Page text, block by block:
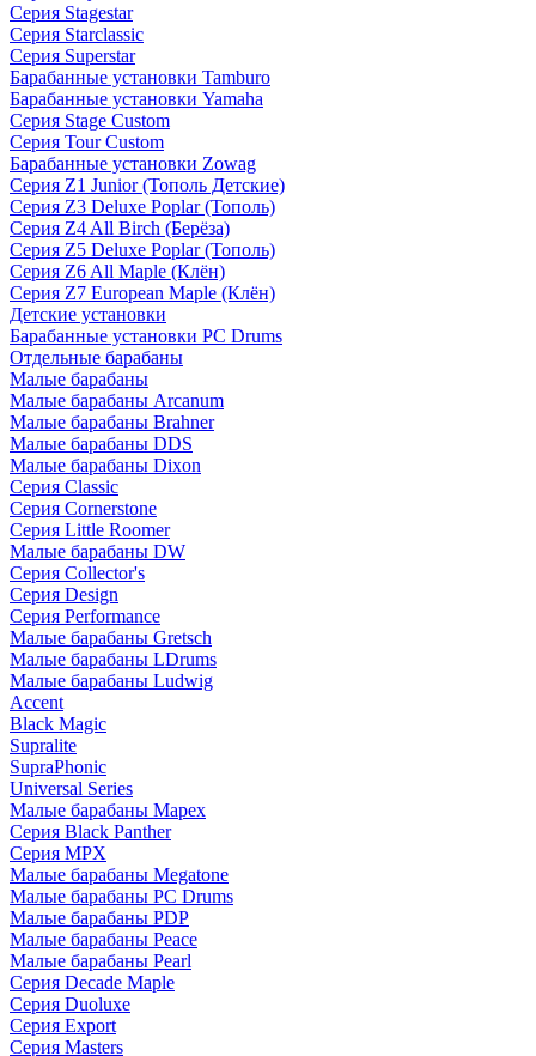
Серия Stagestar
Серия Starclassic
Серия Superstar
Барабанные установки Tamburo
Барабанные установки Yamaha
Серия Stage Custom
Серия Tour Custom
Барабанные установки Zowag
Серия Z1 Junior (Тополь Детские)
Серия Z3 Deluxe Poplar (Тополь)
Серия Z4 All Birch (Берёза)
Серия Z5 Deluxe Poplar (Тополь)
Серия Z6 All Maple (Клён)
Серия Z7 European Maple (Клён)
Детские установки
Барабанные установки PC Drums
Отдельные барабаны
Малые барабаны
Малые барабаны Arcanum
Малые барабаны Brahner
Малые барабаны DDS
Малые барабаны Dixon
Серия Classic
Серия Cornerstone
Серия Little Roomer
Малые барабаны DW
Серия Collector's
Серия Design
Серия Performance
Малые барабаны Gretsch
Малые барабаны LDrums
Малые барабаны Ludwig
Accent
Black Magic
Supralite
SupraPhonic
Universal Series
Малые барабаны Mapex
Серия Black Panther
Серия MPX
Малые барабаны Megatone
Малые барабаны PC Drums
Малые барабаны PDP
Малые барабаны Peace
Малые барабаны Pearl
Серия Decade Maple
Серия Duoluxe
Серия Export
Серия Masters